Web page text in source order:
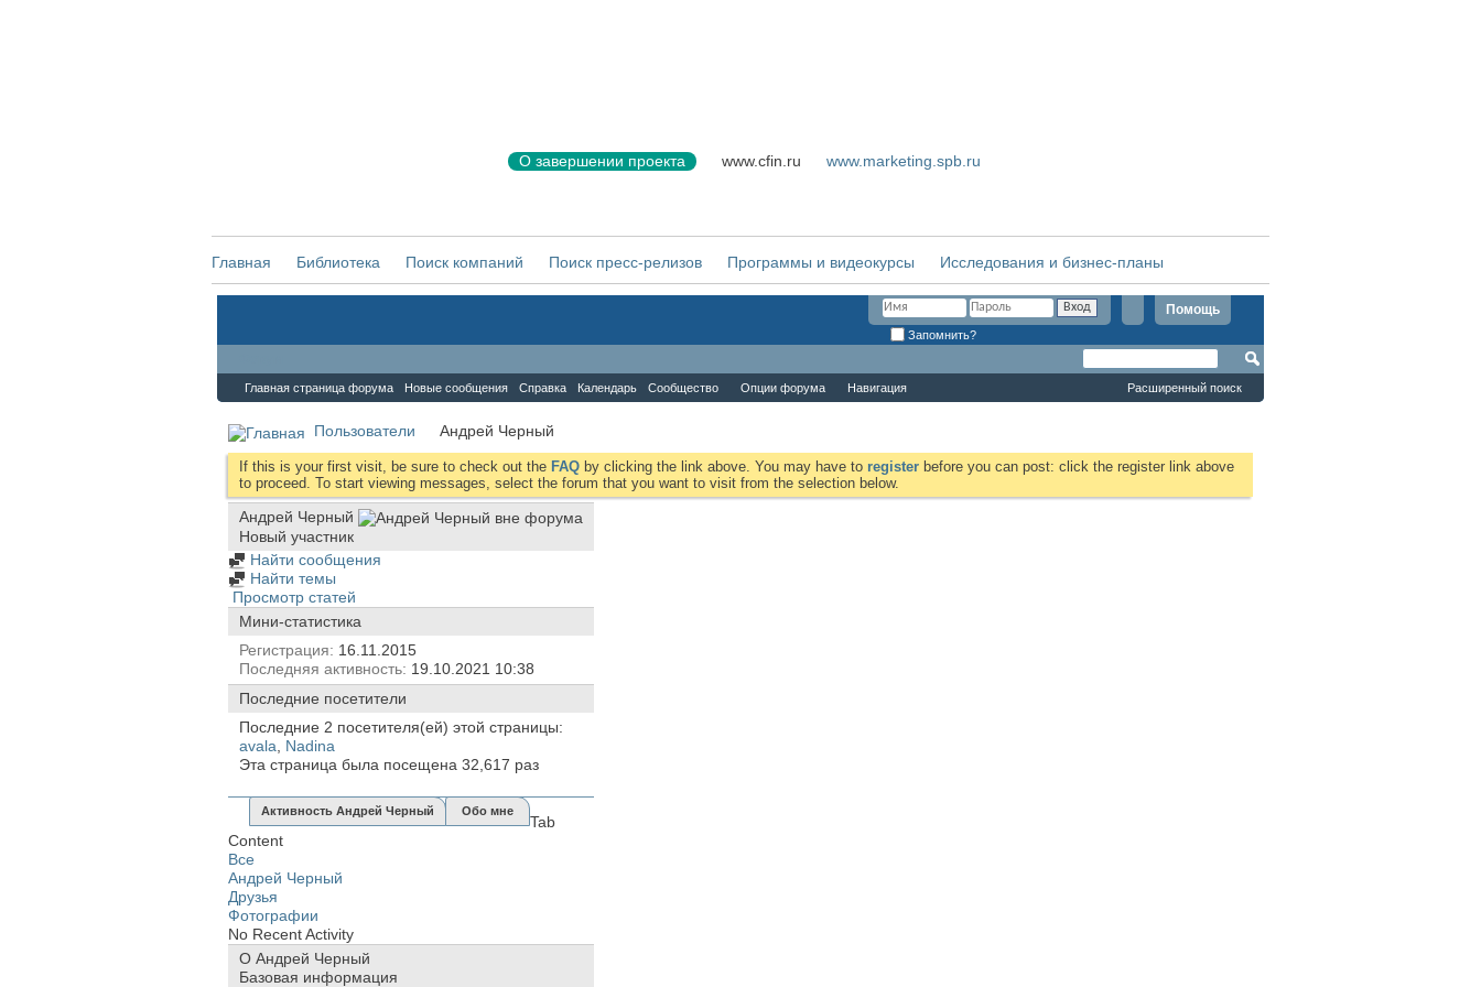
О завершении проекта www.cfin.ru www.marketing.spb.ru
Главная Библиотека Поиск компаний Поиск пресс-релизов Программы и видеокурсы Исследования и бизнес-планы
Помощь
Запомнить?
Главная страница форума Новые сообщения Справка Календарь Сообщество Опции форума Навигация Расширенный поиск
Пользователи Андрей Черный
If this is your first visit, be sure to check out the FAQ by clicking the link above. You may have to register before you can post: click the register link above
to proceed. To start viewing messages, select the forum that you want to visit from the selection below.
Андрей Черный
Новый участник
Найти сообщения
Найти темы
Просмотр статей
Мини-статистика
Регистрация
16.11.2015
Последняя активность 19.10.2021 10:38
Последние посетители
Последние 2 посетителя(ей) этой страницы:
avala
Nadina
Эта страница была посещена 32,617 раз
Активность Андрей Черный Обо мне
Tab
Content
Все
Андрей Черный
Друзья
Фотографии
No Recent Activity
О Андрей Черный
Базовая информация